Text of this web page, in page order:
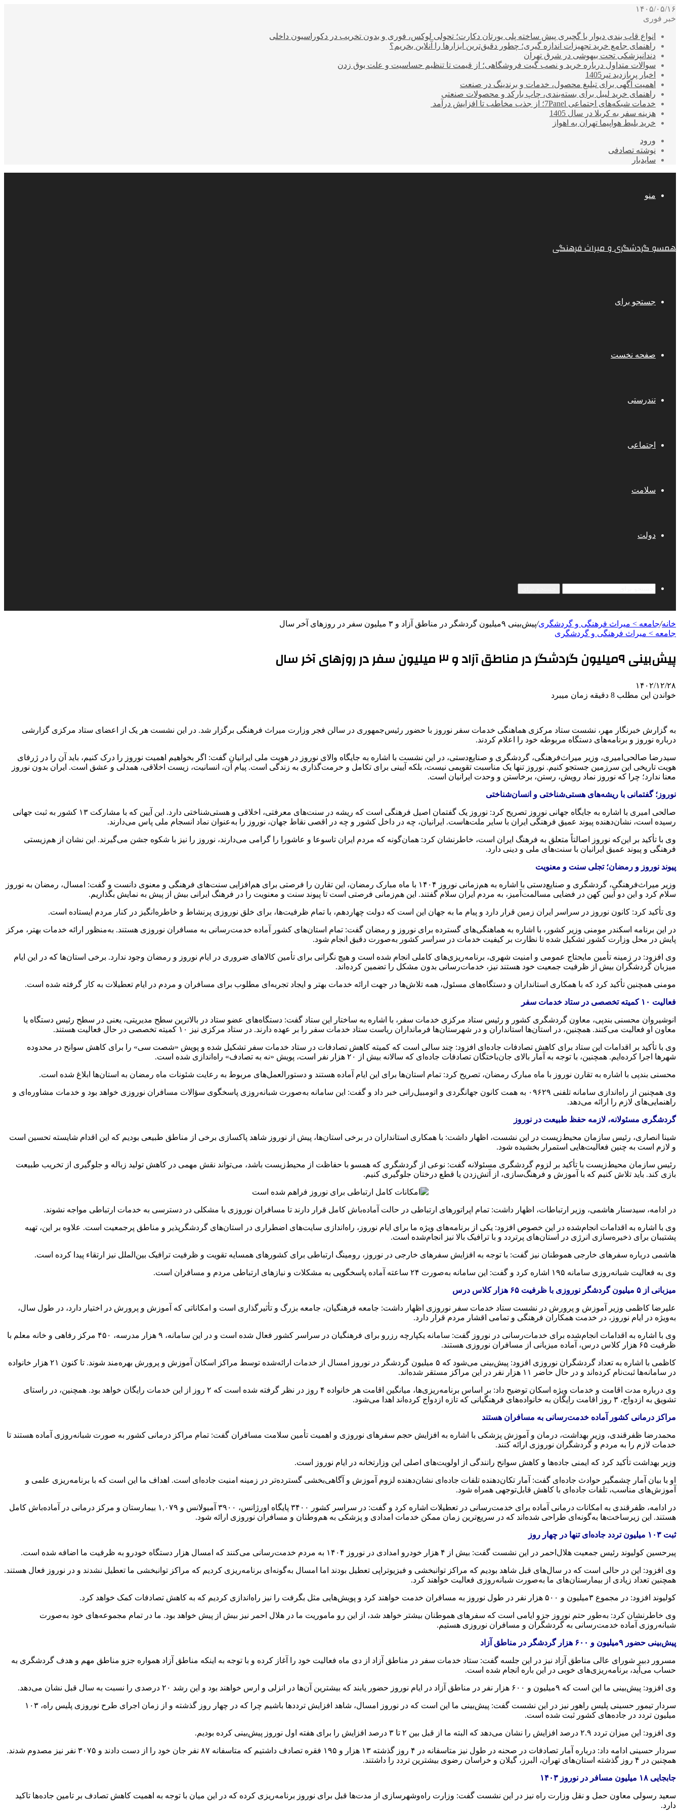
۱۴۰۵/۰۵/۱۶
خبر فوری
انواع قاب بندی دیوار با گچبری پیش ساخته پلی یورتان دکارت؛ تحولی لوکس، فوری و بدون تخریب در دکوراسیون داخلی
راهنمای جامع خرید تجهیزات اندازه گیری؛ چطور دقیق‌ترین ابزارها را آنلاین بخریم؟
دندانپزشکی تحت بیهوشی در شرق تهران
سوالات متداول درباره خرید و نصب گیت فروشگاهی؛ از قیمت تا تنظیم حساسیت و علت بوق زدن
اخبار پربازدید تیر1405
اهمیت آگهی برای تبلیغ محصول، خدمات و برندینگ در صنعت
راهنمای خرید لیبل برای بسته‌بندی، چاپ بارکد و محصولات صنعتی
خدمات شبکه‌های اجتماعی 7Panel؛ از جذب مخاطب تا افزایش درآمد
هزینه سفر به کربلا در سال 1405
خرید بلیط هواپیما تهران به اهواز
ورود
نوشته تصادفی
سایدبار
منو
همسو گردشگری و میراث فرهنگی
جستجو برای
صفحه نخست
تندرستی
اجتماعی
سلامت
دولت
خانه/جامعه > میراث فرهنگی و گردشگری/پیش‌بینی ۹میلیون گردشگر در مناطق آزاد و ۳ میلیون سفر در روزهای آخر سال
جامعه > میراث فرهنگی و گردشگری
پیش‌بینی ۹میلیون گردشگر در مناطق آزاد و ۳ میلیون سفر در روزهای آخر سال
۱۴۰۲/۱۲/۲۸
خواندن این مطلب 8 دقیقه زمان میبرد
به گزارش خبرنگار مهر، نشست ستاد مرکزی هماهنگی خدمات سفر نوروز با حضور رئیس‌جمهوری در سالن فجر وزارت میراث فرهنگی برگزار شد. در این نشست هر یک از اعضای ستاد مرکزی گزارشی
درباره نوروز و برنامه‌های دستگاه مربوطه خود را اعلام کردند.
سیدرضا صالحی‌امیری، وزیر میراث‌فرهنگی، گردشگری و صنایع‌دستی، در این نشست با اشاره به جایگاه والای نوروز در هویت ملی ایرانیان گفت: اگر بخواهیم اهمیت نوروز را درک کنیم، باید آن را در ژرفای
هویت تاریخی این سرزمین جستجو کنیم. نوروز تنها یک مناسبت تقویمی نیست، بلکه آیینی برای تکامل و حرمت‌گذاری به زندگی است. پیام آن، انسانیت، زیست اخلاقی، همدلی و عشق است. ایران بدون نوروز
معنا ندارد؛ چرا که نوروز نماد رویش، رستن، برخاستن و وحدت ایرانیان است.
نوروز؛ گفتمانی با ریشه‌های هستی‌شناختی و انسان‌شناختی
صالحی امیری با اشاره به جایگاه جهانی نوروز تصریح کرد: نوروز یک گفتمان اصیل فرهنگی است که ریشه در سنت‌های معرفتی، اخلاقی و هستی‌شناختی دارد. این آیین که
با مشارکت ۱۳ کشور به ثبت جهانی
رسیده است، نشان‌دهنده پیوند عمیق فرهنگی ایران با سایر ملت‌هاست. ایرانیان، چه در داخل کشور و چه در اقصی نقاط جهان، نوروز را به‌عنوان نماد انسجام ملی پاس می‌دارند.
وی با تأکید بر این‌که نوروز اصالتاً متعلق به فرهنگ ایران است، خاطرنشان کرد: همان‌گونه که مردم ایران تاسوعا و عاشورا را گرامی می‌دارند، نوروز را نیز با شکوه جشن می‌گیرند. این نشان از هم‌زیستی
فرهنگی و پیوند عمیق ایرانیان با سنت‌های ملی و دینی دارد.
پیوند نوروز و رمضان؛ تجلی سنت و معنویت
وزیر میراث‌فرهنگی، گردشگری و صنایع‌دستی با اشاره به هم‌زمانی نوروز ۱۴۰۴ با ماه مبارک رمضان، این تقارن را فرصتی برای هم‌افزایی سنت‌های فرهنگی و معنوی دانست و گفت: امسال، رمضان به نوروز
سلام کرد و این دو آیین کهن در فضایی مسالمت‌آمیز، به مردم ایران سلام گفتند. این هم‌زمانی فرصتی است تا پیوند سنت و معنویت را در فرهنگ ایرانی بیش از پیش به نمایش بگذاریم.
وی تأکید کرد: کانون نوروز در سراسر ایران زمین قرار دارد و پیام ما به جهان این است که دولت چهاردهم، با تمام ظرفیت‌ها، برای خلق نوروزی پرنشاط و خاطره‌انگیز در کنار مردم ایستاده است.
در این برنامه اسکندر مومنی وزیر کشور، با اشاره به هماهنگی‌های گسترده برای نوروز و رمضان گفت: تمام استان‌های کشور آماده خدمت‌رسانی به مسافران نوروزی هستند. به‌منظور ارائه خدمات بهتر، مرکز
پایش در محل وزارت کشور تشکیل شده تا نظارت بر کیفیت خدمات در سراسر کشور به‌صورت دقیق انجام شود.
وی افزود: در زمینه تأمین مایحتاج عمومی و امنیت شهری، برنامه‌ریزی‌های کاملی انجام شده است و هیچ نگرانی برای تأمین کالاهای ضروری در ایام نوروز و رمضان وجود ندارد. برخی استان‌ها که در این ایام
میزبان گردشگران بیش از ظرفیت جمعیت خود هستند نیز، خدمات‌رسانی بدون مشکل را تضمین کرده‌اند.
مومنی همچنین تأکید کرد که با همکاری استانداران و دستگاه‌های مسئول، همه تلاش‌ها در جهت ارائه خدمات بهتر و ایجاد تجربه‌ای مطلوب برای مسافران و مردم در ایام تعطیلات به کار گرفته شده است.
فعالیت ۱۰ کمیته تخصصی در ستاد خدمات سفر
انوشیروان محسنی بندپی، معاون گردشگری کشور و رئیس ستاد مرکزی خدمات سفر، با اشاره به ساختار این ستاد گفت: دستگاه‌های عضو ستاد در بالاترین سطح مدیریتی، یعنی در سطح رئیس دستگاه یا
معاون او فعالیت می‌کنند. همچنین، در استان‌ها استانداران و در شهرستان‌ها فرمانداران ریاست ستاد خدمات سفر را بر عهده دارند. در ستاد مرکزی نیز ۱۰ کمیته تخصصی در حال فعالیت هستند.
وی با تأکید بر اقدامات این ستاد برای کاهش تصادفات جاده‌ای افزود: چند سالی است که کمیته کاهش تصادفات در ستاد خدمات سفر تشکیل شده و پویش «شصت سی» را برای کاهش سوانح در محدوده
شهرها اجرا کرده‌ایم. همچنین، با توجه به آمار بالای جان‌باختگان تصادفات جاده‌ای که سالانه بیش از ۲۰ هزار نفر است، پویش «نه به تصادف» راه‌اندازی شده است.
محسنی بندپی با اشاره به تقارن نوروز با ماه مبارک رمضان، تصریح کرد: تمام استان‌ها برای این ایام آماده هستند و دستورالعمل‌های مربوط به رعایت شئونات ماه رمضان به استان‌ها ابلاغ شده است.
وی همچنین از راه‌اندازی سامانه تلفنی ۰۹۶۲۹ به همت کانون جهانگردی و اتومبیل‌رانی خبر داد و گفت: این سامانه به‌صورت شبانه‌روزی پاسخگوی سؤالات مسافران نوروزی خواهد بود و خدمات مشاوره‌ای و
راهنمایی‌های لازم را ارائه می‌دهد.
گردشگری مسئولانه، لازمه حفظ طبیعت در نوروز
شینا انصاری، رئیس سازمان محیط‌زیست در این نشست، اظهار داشت: با همکاری استانداران در برخی استان‌ها، پیش از نوروز شاهد پاکسازی برخی از مناطق طبیعی بودیم که این اقدام شایسته تحسین است
و لازم است به چنین فعالیت‌هایی استمرار بخشیده شود.
رئیس سازمان محیط‌زیست با تأکید بر لزوم گردشگری مسئولانه گفت: نوعی از گردشگری که همسو با حفاظت از محیط‌زیست باشد، می‌تواند نقش مهمی در کاهش تولید زباله و جلوگیری از تخریب طبیعت
بازی کند. باید تلاش کنیم که با آموزش و فرهنگ‌سازی، از آتش‌زدن یا قطع درختان جلوگیری کنیم.
در ادامه، سیدستار هاشمی، وزیر ارتباطات، اظهار داشت: تمام اپراتورهای ارتباطی در حالت آماده‌باش کامل قرار دارند تا مسافران نوروزی با مشکلی در دسترسی به خدمات ارتباطی مواجه نشوند.
وی با اشاره به اقدامات انجام‌شده در این خصوص افزود: یکی از برنامه‌های ویژه ما برای ایام نوروز، راه‌اندازی سایت‌های اضطراری در استان‌های گردشگرپذیر و مناطق پرجمعیت است. علاوه بر این، تهیه
پشتیبان برای ذخیره‌سازی انرژی در استان‌های پرتردد و با ترافیک بالا نیز انجام‌شده است.
هاشمی درباره سفرهای خارجی هموطنان نیز گفت: با توجه به افزایش سفرهای خارجی در نوروز، رومینگ ارتباطی برای کشورهای همسایه تقویت و ظرفیت ترافیک بین‌الملل نیز ارتقاء پیدا کرده است.
وی به فعالیت شبانه‌روزی سامانه ۱۹۵ اشاره کرد و گفت: این سامانه به‌صورت ۲۴ ساعته آماده پاسخگویی به مشکلات و نیازهای ارتباطی مردم و مسافران است.
میزبانی از ۵ میلیون گردشگر نوروزی با ظرفیت ۶۵ هزار کلاس درس
علیرضا کاظمی وزیر آموزش و پرورش در نشست ستاد خدمات سفر نوروزی اظهار داشت: جامعه فرهنگیان، جامعه بزرگ و تأثیرگذاری است و امکاناتی که آموزش و پرورش در اختیار دارد، در طول سال،
به‌ویژه در ایام نوروز، در خدمت همکاران فرهنگی و تمامی اقشار مردم قرار دارد.
وی با اشاره به اقدامات انجام‌شده برای خدمات‌رسانی در نوروز گفت: سامانه یکپارچه رزرو برای فرهنگیان در سراسر کشور فعال شده است و در این سامانه، ۹ هزار مدرسه، ۴۵۰ مرکز رفاهی و خانه معلم با
ظرفیت ۶۵ هزار کلاس درس، آماده میزبانی از مسافران نوروزی هستند.
کاظمی با اشاره به تعداد گردشگران نوروزی افزود: پیش‌بینی می‌شود که ۵ میلیون گردشگر در نوروز امسال از خدمات ارائه‌شده توسط مراکز اسکان آموزش و پرورش بهره‌مند شوند. تا کنون
۲۱ هزار خانواده
در سامانه‌ها ثبت‌نام کرده‌اند و در حال حاضر
وی درباره مدت اقامت و خدمات ویژه اسکان توضیح داد: بر اساس
برنامه‌ریزی‌ها، میانگین اقامت هر خانواده ۴ روز در نظر گرفته شده است که ۲ روز از این خدمات رایگان خواهد بود. همچنین، در راستای
تشویق به ازدواج، ۳ روز اقامت رایگان به خانواده‌های فرهنگیانی که تازه ازدواج کرده‌اند اهدا می‌شود.
مراکز درمانی کشور آماده خدمت‌رسانی به مسافران هستند
محمدرضا ظفرقندی، وزیر بهداشت، درمان و آموزش پزشکی با اشاره به افزایش حجم سفرهای نوروزی و اهمیت تأمین سلامت مسافران گفت: تمام مراکز درمانی کشور به صورت شبانه‌روزی آماده هستند تا
خدمات لازم را به مردم و گردشگران نوروزی ارائه کنند.
وزیر بهداشت تأکید کرد که ایمنی جاده‌ها و کاهش سوانح رانندگی از اولویت‌های اصلی این وزارتخانه در ایام نوروز است.
او با بیان آمار چشمگیر حوادث جاده‌ای گفت: آمار تکان‌دهنده تلفات جاده‌ای نشان‌دهنده لزوم آموزش و آگاهی‌بخشی گسترده‌تر در زمینه امنیت جاده‌ای است. اهداف ما این است که با برنامه‌ریزی علمی و
آموزش‌های مناسب، تلفات جاده‌ای با کاهش قابل‌توجهی همراه شود.
در ادامه، ظفرقندی
به امکانات درمانی آماده برای خدمت‌رسانی در تعطیلات اشاره کرد و گفت: در سراسر کشور ۳۴۰۰ پایگاه اورژانس، ۳۹۰۰ آمبولانس و ۱,۰۷۹ بیمارستان و مرکز درمانی در آماده‌باش کامل
هستند. این زیرساخت‌ها به‌گونه‌ای طراحی شده‌اند که در سریع‌ترین زمان ممکن خدمات امدادی و پزشکی به هم‌وطنان و مسافران نوروزی ارائه شود.
ثبت ۱۰۳ میلیون تردد جاده‌ای تنها در چهار روز
پیرحسین کولیوند رئیس جمعیت هلال‌احمر در این نشست گفت: بیش از ۴ هزار خودرو امدادی در نوروز ۱۴۰۴ به مردم خدمت‌رسانی می‌کنند که امسال هزار دستگاه خودرو به ظرفیت ما اضافه شده است.
وی افزود: این در حالی است که در سال‌های قبل شاهد بودیم که مراکز توانبخشی و فیزیوتراپی تعطیل بودند اما امسال به‌گونه‌ای برنامه‌ریزی کردیم که مراکز توانبخشی ما تعطیل نشدند و در نوروز فعال هستند.
همچنین تعداد زیادی از بیمارستان‌های ما به‌صورت شبانه‌روزی فعالیت خواهند کرد.
کولیوند افزود: در مجموع ۳میلیون و ۵۰۰ هزار نفر در طول نوروز به مسافران خدمت خواهند کرد و پویش‌هایی مثل بگرفت را نیز راه‌اندازی کردیم که به کاهش تصادفات کمک خواهد کرد.
وی خاطرنشان کرد: به‌طور حتم نوروز جزو ایامی است که سفرهای هموطنان بیشتر خواهد شد، از این رو ماموریت ما در هلال احمر نیز بیش از پیش خواهد بود. ما در تمام مجموعه‌های خود به‌صورت
شبانه‌روزی آماده خدمت‌رسانی به گردشگران و مسافران نوروزی هستیم.
پیش‌بینی حضور ۹میلیون و ۶۰۰ هزار گردشگر در مناطق آزاد
مسرور دبیر شورای عالی مناطق آزاد نیز در این جلسه گفت: ستاد خدمات سفر در مناطق آزاد از دی ماه فعالیت خود را آغاز کرده و با توجه به اینکه مناطق آزاد همواره جزو مناطق مهم و هدف گردشگری به
حساب می‌آید، برنامه‌ریزی‌های خوبی در این باره انجام شده است.
وی افزود: پیش‌بینی ما این است که ۹میلیون و ۶۰۰ هزار نفر در مناطق آزاد در ایام نوروز حضور یابند که بیشترین آن‌ها در انزلی و ارس خواهند بود و این رشد ۲۰ درصدی را نسبت به سال قبل نشان می‌دهد.
سردار تیمور حسینی
پلیس راهور نیز در این نشست گفت: پیش‌بینی ما این است که در نوروز امسال، شاهد افزایش ترددها باشیم چرا که در چهار روز گذشته و از زمان اجرای طرح نوروزی پلیس راه، ۱۰۳
میلیون تردد در جاده‌های کشور ثبت شده است.
وی افزود: این میزان تردد ۲.۹ درصد افزایش را نشان می‌دهد که البته ما از قبل بین ۲ تا ۳ درصد افزایش را برای هفته اول نوروز پیش‌بینی کرده بودیم.
سردار حسینی ادامه داد: درباره آمار تصادفات در صحنه در طول
نیز متاسفانه در ۴ روز گذشته ۱۳ هزار و ۱۹۵ فقره تصادف داشتیم که متاسفانه ۸۷ نفر جان خود را از دست دادند و ۳۰۷۵ نفر نیز مصدوم شدند.
همچنین در ۴ روز گذشته استان‌های تهران، البرز، گیلان و خراسان رضوی بیشترین تردد را داشتند.
جابجایی ۱۸ میلیون مسافر در نوروز ۱۴۰۳
سعید رسولی معاون حمل و نقل وزارت راه نیز در این نشست گفت: وزارت راه‌وشهرسازی از مدت‌ها قبل برای نوروز برنامه‌ریزی کرده که در این میان با توجه به اهمیت کاهش تصادف بر تامین جاده‌ها تاکید
دارد.